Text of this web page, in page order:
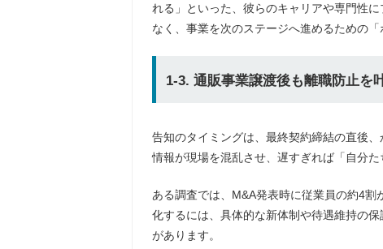
れる」といった、彼らのキャリアや専門性
なく、事業を次のステージへ進めるための
1-3. 通販事業譲渡後も離職防止を
告知のタイミングは、最終契約締結の直後
情報が現場を混乱させ、遅すぎれば「自分
ある調査では、M&A発表時に従業員の約4
化するには、具体的な新体制や待遇維持の
があります。